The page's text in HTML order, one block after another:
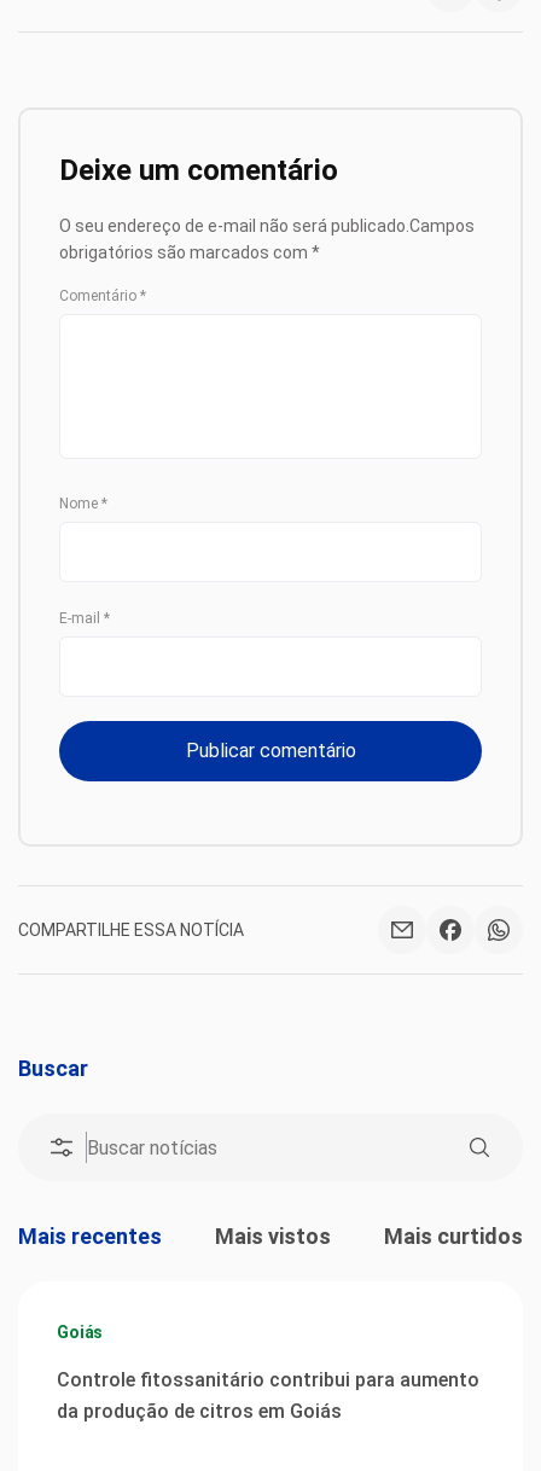
Deixe um comentário
O seu endereço de e-mail não será publicado. Campos
obrigatórios são marcados com *
Comentário *
Nome *
E-mail *
COMPARTILHE ESSA NOTÍCIA
Buscar
Mais recentes Mais vistos Mais curtidos
Goiás
Controle fitossanitário contribui para aumento
da produção de citros em Goiás